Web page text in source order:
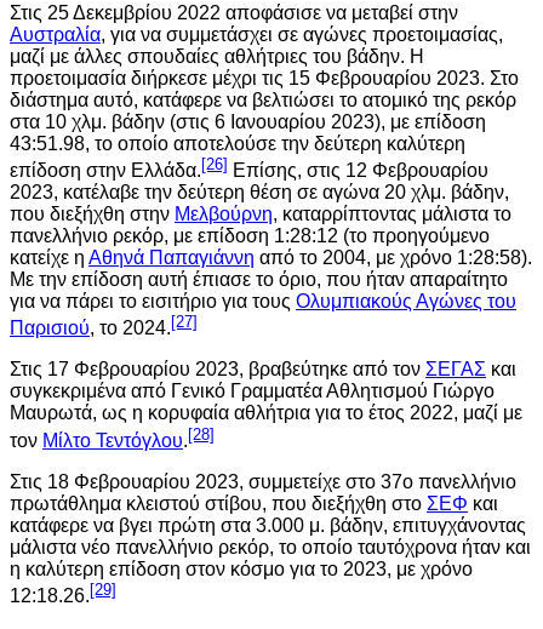
Στις 25 Δεκεμβρίου 2022 αποφάσισε να μεταβεί στην
Αυστραλία, για να συμμετάσχει σε αγώνες προετοιμασίας,
μαζί με άλλες σπουδαίες αθλήτριες του βάδην. Η
προετοιμασία διήρκεσε μέχρι τις 15 Φεβρουαρίου 2023. Στο
διάστημα αυτό, κατάφερε να βελτιώσει το ατομικό της ρεκόρ
στα 10 χλμ. βάδην (στις 6 Ιανουαρίου 2023), με επίδοση
43:51.98, το οποίο αποτελούσε την δεύτερη καλύτερη
επίδοση στην Ελλάδα.[26] Επίσης, στις 12 Φεβρουαρίου
2023, κατέλαβε την δεύτερη θέση σε αγώνα 20 χλμ. βάδην,
που διεξήχθη στην Μελβούρνη, καταρρίπτοντας μάλιστα το
πανελλήνιο ρεκόρ, με επίδοση 1:28:12 (το προηγούμενο
κατείχε η Αθηνά Παπαγιάννη από το 2004, με χρόνο 1:28:58).
Με την επίδοση αυτή έπιασε το όριο, που ήταν απαραίτητο
για να πάρει το εισιτήριο για τους Ολυμπιακούς Αγώνες του
Παρισιού, το 2024. [27]
Στις 17 Φεβρουαρίου 2023, βραβεύτηκε από τον ΣΕΓΑΣ και
συγκεκριμένα από Γενικό Γραμματέα Αθλητισμού Γιώργο
Μαυρωτά, ως η κορυφαία αθλήτρια για το έτος 2022, μαζί με
τον Μίλτο Τεντόγλου.[28]
Στις 18 Φεβρουαρίου 2023, συμμετείχε στο 37ο πανελλήνιο
πρωτάθλημα κλειστού στίβου, που διεξήχθη στο ΣΕΦ και
κατάφερε να βγει πρώτη στα 3.000 μ. βάδην, επιτυγχάνοντας
μάλιστα νέο πανελλήνιο ρεκόρ, το οποίο ταυτόχρονα ήταν και
η καλύτερη επίδοση στον κόσμο για το 2023, με χρόνο
12:18.26.[29]